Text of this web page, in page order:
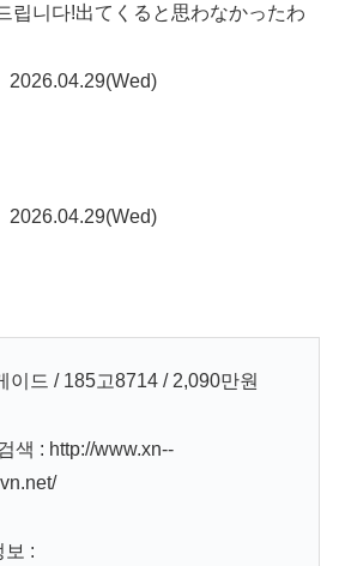
립니다!出てくると思わなかったわ
2026.04.29(Wed)
2026.04.29(Wed)
이드 / 185고8714 / 2,090만원
색 : http://www.xn--
보 :